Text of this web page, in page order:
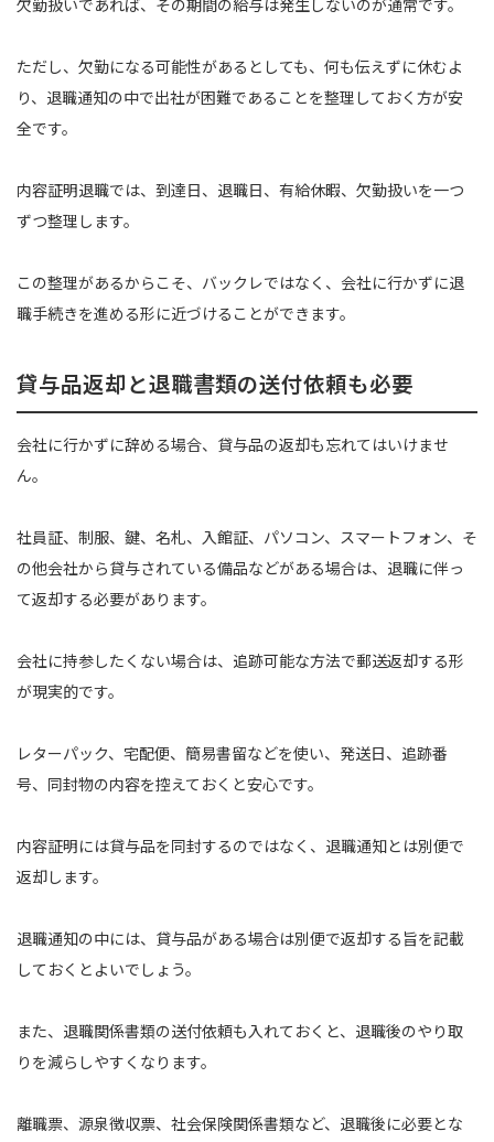
欠勤扱いであれば、その期間の給与は発生しないのが通常です。
ただし、欠勤になる可能性があるとしても、何も伝えずに休むよ
り、退職通知の中で出社が困難であることを整理しておく方が安
全です。
内容証明退職では、到達日、退職日、有給休暇、欠勤扱いを一つ
ずつ整理します。
この整理があるからこそ、バックレではなく、会社に行かずに退
職手続きを進める形に近づけることができます。
貸与品返却と退職書類の送付依頼も必要
会社に行かずに辞める場合、貸与品の返却も忘れてはいけませ
ん。
社員証、制服、鍵、名札、入館証、パソコン、スマートフォン、そ
の他会社から貸与されている備品などがある場合は、退職に伴っ
て返却する必要があります。
会社に持参したくない場合は、追跡可能な方法で郵送返却する形
が現実的です。
レターパック、宅配便、簡易書留などを使い、発送日、追跡番
号、同封物の内容を控えておくと安心です。
内容証明には貸与品を同封するのではなく、退職通知とは別便で
返却します。
退職通知の中には、貸与品がある場合は別便で返却する旨を記載
しておくとよいでしょう。
また、退職関係書類の送付依頼も入れておくと、退職後のやり取
りを減らしやすくなります。
離職票、源泉徴収票、社会保険関係書類など、退職後に必要とな